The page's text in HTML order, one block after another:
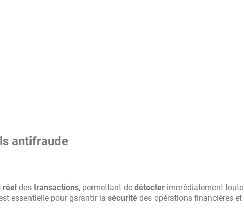
antifraude
réel des transactions, permettant de détecter immédiatement toute
essentielle pour garantir la sécurité des opérations financières et